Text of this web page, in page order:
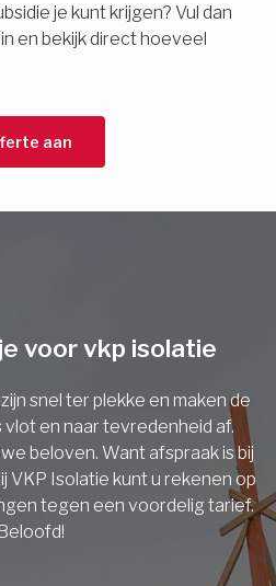
je kunt krijgen? Vul dan
en bekijk direct hoeveel
aan
voor vkp isolatie
snel ter plekke en maken de
en naar tevredenheid af.
beloven. Want afspraak is bij
VKP Isolatie kunt u rekenen op
tegen een voordelig tarief.
Beloofd!